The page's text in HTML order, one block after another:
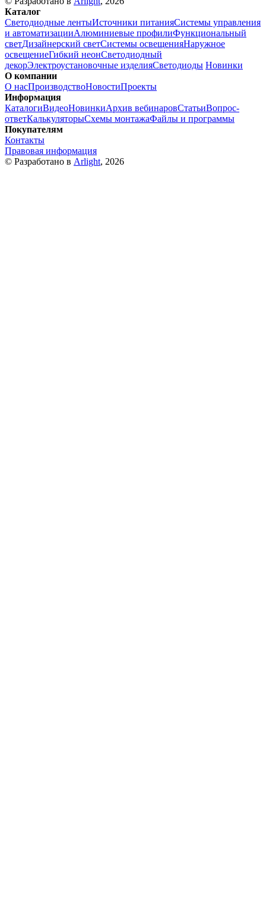
Каталог
Светодиодные лентыИсточники питанияСистемы управления
и автоматизацииАлюминиевые профилиФункциональный
светДизайнерский светСистемы освещенияНаружное
освещениеГибкий неонСветодиодный
декорЭлектроустановочные изделияСветодиоды Новинки
О компании
О насПроизводствоНовостиПроекты
Информация
КаталогиВидеоНовинкиАрхив вебинаровСтатьиВопрос-
ответКалькуляторыСхемы монтажаФайлы и программы
Покупателям
Контакты
Правовая информация
© Разработано в Arlight, 2026